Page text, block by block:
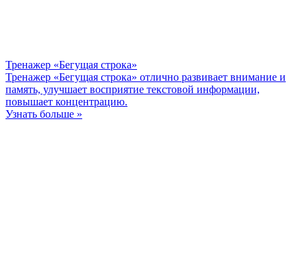
Тренажер «Бегущая строка»
Тренажер «Бегущая строка» отлично развивает внимание и
память, улучшает восприятие текстовой информации,
повышает концентрацию.
Узнать больше »